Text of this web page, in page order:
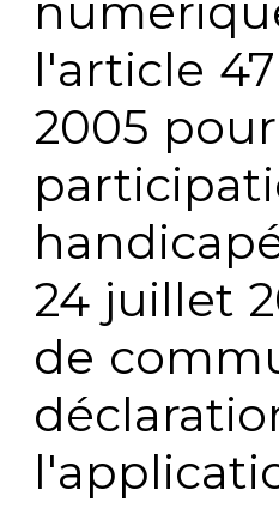
l'article
2005
24 juillet
de